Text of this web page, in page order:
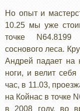
Но опыт и
10.25 мы уже
точке N64.8199
соснового леса.
Андрей падает на
ноги, и велит
час, в 11.03,
на Койнас в точке
в 2008 году, во